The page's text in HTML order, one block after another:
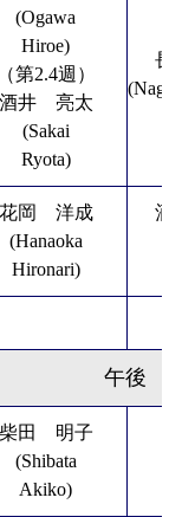
(Ogawa
Hiroe)
（第2.4週）
酒井 亮太
(Sakai
Ryota)
花岡 洋成
(Hanaoka
Hironari)
午後
柴田 明子
(Shibata
Akiko)